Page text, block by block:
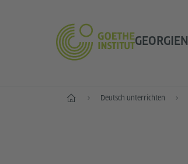
GEORGIEN
Start Deutsch unterrichten